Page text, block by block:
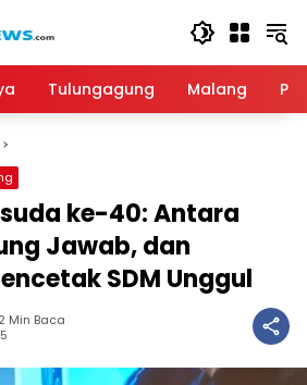
Tulungagung Malang
ke-40: Antara
Jawab, dan
SDM Unggul
2 Min Baca